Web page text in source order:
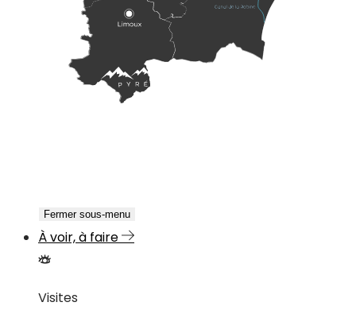
Fermer sous-menu
À voir, à faire
Visites